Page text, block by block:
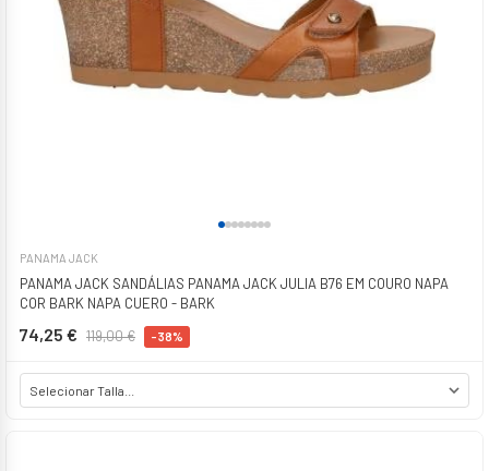
PANAMA JACK
PANAMA JACK SANDÁLIAS PANAMA JACK JULIA B76 EM COURO NAPA
COR BARK NAPA CUERO - BARK
74,25 € 119,00 € -38%